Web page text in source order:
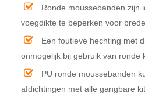
Ronde moussebanden zijn
voegdikte te beperken voor
Een foutieve hechting met
onmogelijk bij gebruik van ronde
PU ronde moussebanden
afdichtingen met alle gangbare